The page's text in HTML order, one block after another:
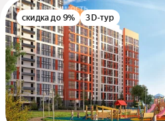
скидка до 9% 3D-тур